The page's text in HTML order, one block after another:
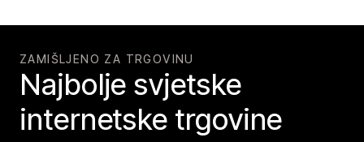
ZAMIŠLJENO ZA TRGOVINU
Najbolje svjetske
internetske trgovine